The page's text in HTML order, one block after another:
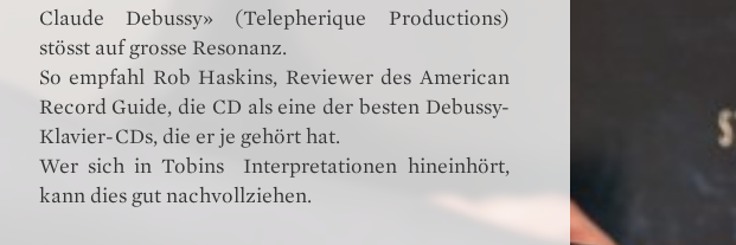
Claude Debussy» (Telepherique Productions)
stösst auf grosse Resonanz.
So empfahl Rob Haskins, Reviewer des American
Record Guide, die CD als eine der besten Debussy-
Klavier-CDs, die er je gehört hat.
Wer sich in Tobins Interpretationen hineinhört,
kann dies gut nachvollziehen.